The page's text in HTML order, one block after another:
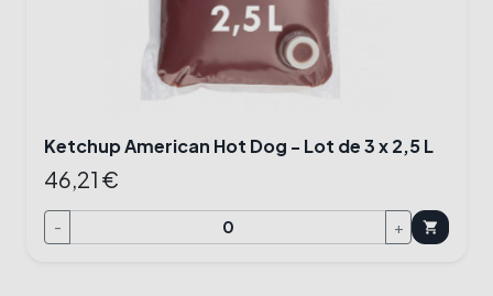
Ketchup American Hot Dog - Lot de 3 x 2,5 L
46,21 €
- + shopping_cart